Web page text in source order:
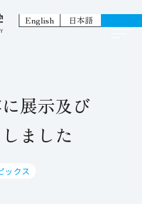
English 日本語
展示及び
ました
ックス